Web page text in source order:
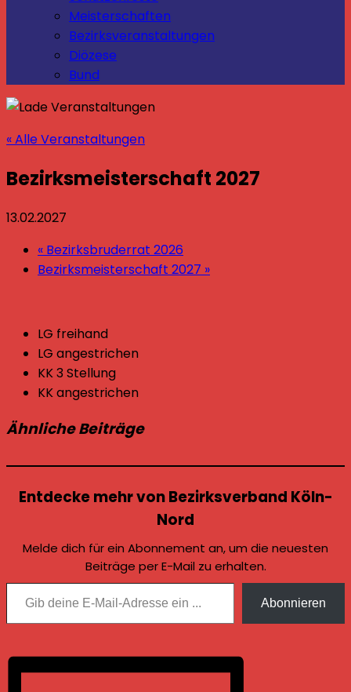
Meisterschaften
Bezirksveranstaltungen
Diözese
Bund
« Alle Veranstaltungen
Bezirksmeisterschaft 2027
13.02.2027
« Bezirksbruderrat 2026
Bezirksmeisterschaft 2027 »
LG freihand
LG angestrichen
KK 3 Stellung
KK angestrichen
Ähnliche Beiträge
Entdecke mehr von Bezirksverband Köln-
Nord
Melde dich für ein Abonnement an, um die neuesten
Beiträge per E-Mail zu erhalten.
Gib deine E-Mail-Adresse ein ...
Abonnieren